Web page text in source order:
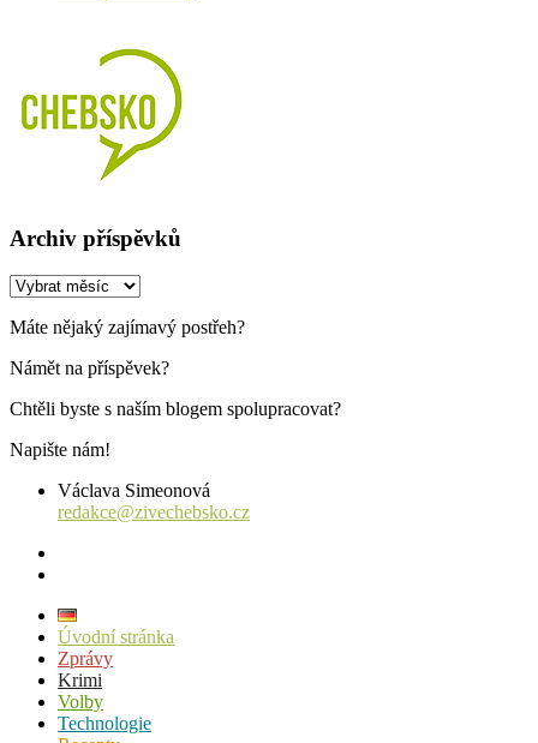
Archiv příspěvků
Archiv
Máte nějaký zajímavý postřeh?
Námět na příspěvek?
Chtěli byste s naším blogem spolupracovat?
Napište nám!
Václava Simeonová
redakce@zivechebsko.cz
Úvodní stránka
Zprávy
Krimi
Volby
Technologie